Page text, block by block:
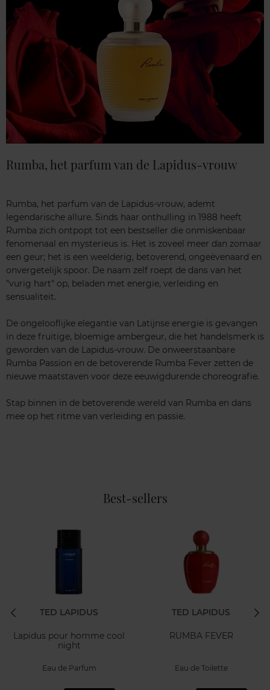
Rumba, het parfum van de Lapidus-vrouw
Rumba, het parfum van de Lapidus-vrouw, ademt
legendarische allure. Sinds haar onthulling in 1988 heeft
Rumba zich ontpopt tot een bestseller die onmiskenbaar
fenomenaal en mysterieus is. Het is zoveel meer dan zomaar
een geur; het is een weelderig, betoverend, ongeëvenaard en
onvergetelijk spoor. De naam zelf roept de dans van het
"vurig hart" op, beladen met energie, verleiding en
sensualiteit.
De ongelooflijke elegantie van Latijnse energie is gevangen
in deze fruitige, bloemige ambergeur, die het handelsmerk is
geworden van de Lapidus-vrouw. De onweerstaanbare
Rumba Passion en de betoverende Rumba Fever zetten de
nieuwe maatstaven voor deze eeuwigdurende choreografie.
Stap binnen in de betoverende wereld van Rumba en dans
mee op het ritme van verleiding en passie.
Best-sellers
TED LAPIDUS
Lapidus pour homme cool
night
Eau de Parfum
TED LAPIDUS
RUMBA FEVER
Eau de Toilette